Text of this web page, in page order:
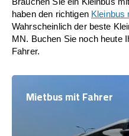
haben den richtigen Kleinbus
Wahrscheinlich der beste
MN. Buchen Sie noch heute
Fahrer.
Mietbus mit Fahrer